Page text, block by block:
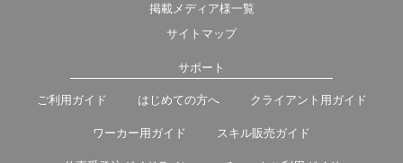
掲載メディア様一覧
サイトマップ
サポート
ご利用ガイド はじめての方へ クライアント用ガイド
ワーカー用ガイド スキル販売ガイド